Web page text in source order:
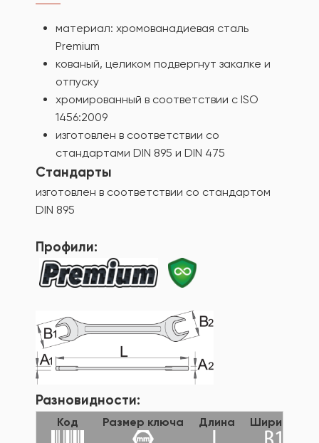
материал: хромованадиевая сталь
Premium
кованый, целиком подвергнут закалке и
отпуску
хромированный в соответствии с ISO
1456:2009
изготовлен в соответствии со
стандартами DIN 895 и DIN 475
Стандарты
изготовлен в соответствии со стандартом
DIN 895
Профили:
Разновидности:
Код Размер ключа Длина Ширина